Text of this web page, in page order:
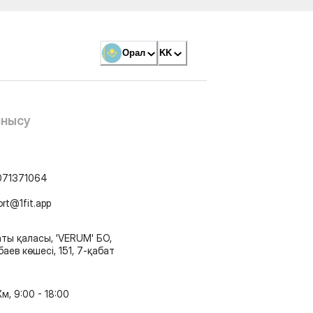
Орал KK
қаласы, 'VERUM' БО,
көшесі, 151, 7-қабат
9:00 - 18:00